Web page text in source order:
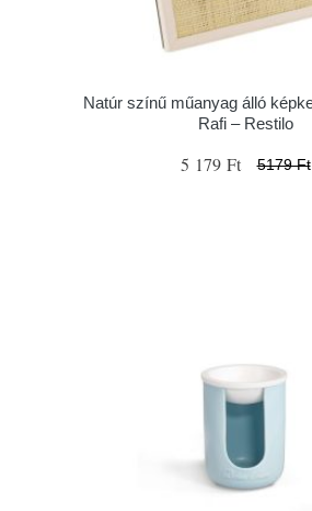
Natúr színű műanyag álló
Rafi – Restilo
5 179 Ft 5179 Ft